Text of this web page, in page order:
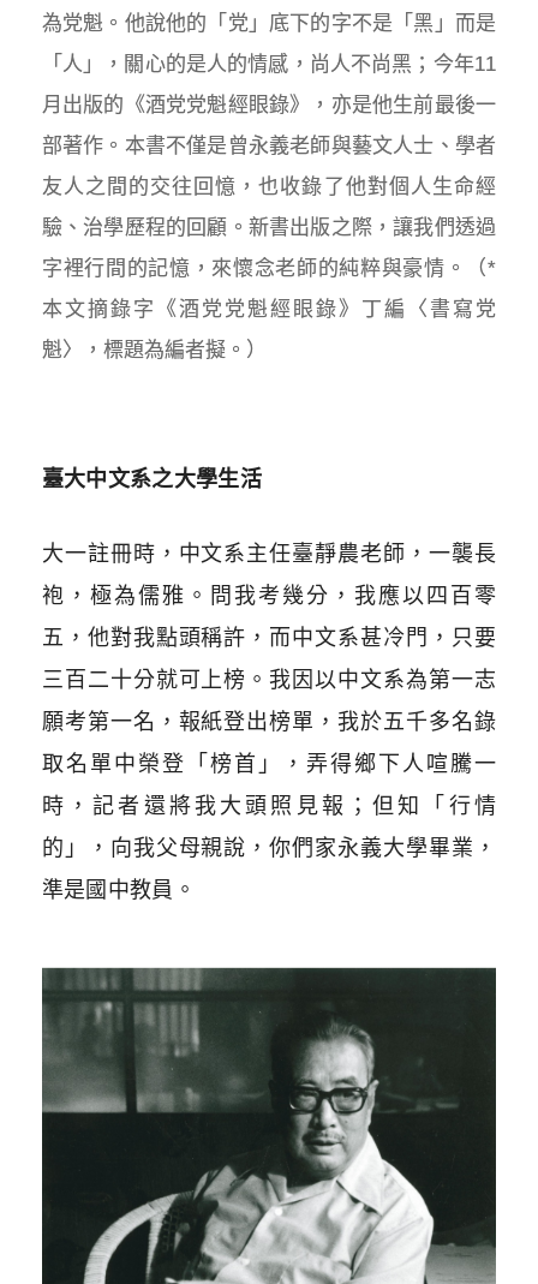
為党魁。他說他的「党」底下的字不是「黑」而是
「人」，關心的是人的情感，尚人不尚黑；今年11
月出版的《酒党党魁經眼錄》，亦是他生前最後一
部著作。本書不僅是曾永義老師與藝文人士、學者
友人之間的交往回憶，也收錄了他對個人生命經
驗、治學歷程的回顧。新書出版之際，讓我們透過
字裡行間的記憶，來懷念老師的純粹與豪情。（*
本文摘錄字《酒党党魁經眼錄》丁編〈書寫党
魁〉，標題為編者擬。）
臺大中文系之大學生活
大一註冊時，中文系主任臺靜農老師，一襲長
袍，極為儒雅。問我考幾分，我應以四百零
五，他對我點頭稱許，而中文系甚冷門，只要
三百二十分就可上榜。我因以中文系為第一志
願考第一名，報紙登出榜單，我於五千多名錄
取名單中榮登「榜首」，弄得鄉下人喧騰一
時，記者還將我大頭照見報；但知「行情
的」，向我父母親說，你們家永義大學畢業，
準是國中教員。